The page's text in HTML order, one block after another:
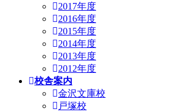
2017年度
2016年度
2015年度
2014年度
2013年度
2012年度
校舎案内
金沢文庫校
戸塚校